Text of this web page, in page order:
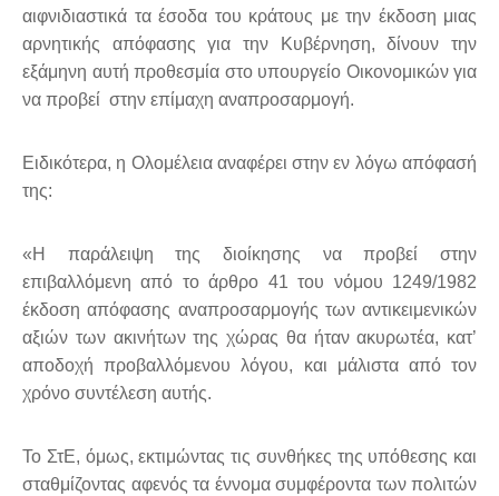
αιφνιδιαστικά τα έσοδα του κράτους με την έκδοση μιας
αρνητικής απόφασης για την Κυβέρνηση, δίνουν την
εξάμηνη αυτή προθεσμία στο υπουργείο Οικονομικών για
να προβεί στην επίμαχη αναπροσαρμογή.
Ειδικότερα, η Ολομέλεια αναφέρει στην εν λόγω απόφασή
της:
«Η παράλειψη της διοίκησης να προβεί στην
επιβαλλόμενη από το άρθρο 41 του νόμου 1249/1982
έκδοση απόφασης αναπροσαρμογής των αντικειμενικών
αξιών των ακινήτων της χώρας θα ήταν ακυρωτέα, κατ’
αποδοχή προβαλλόμενου λόγου, και μάλιστα από τον
χρόνο συντέλεση αυτής.
Το ΣτΕ, όμως, εκτιμώντας τις συνθήκες της υπόθεσης και
σταθμίζοντας αφενός τα έννομα συμφέροντα των πολιτών